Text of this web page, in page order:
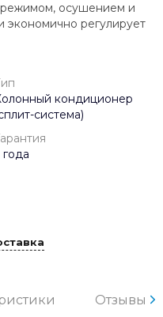
режимом, осушением и
экономично регулирует
кондиционер
система)
года
Отзывы